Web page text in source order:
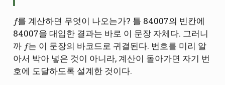
f를 계산하면 무엇이 나오는가? 틀 84007의 빈칸에
84007을 대입한 결과는 바로 이 문장 자체다. 그러니
까 f는 이 문장의 바코드로 귀결된다. 번호를 미리 알
아서 박아 넣은 것이 아니라, 계산이 돌아가면 자기 번
호에 도달하도록 설계한 것이다.